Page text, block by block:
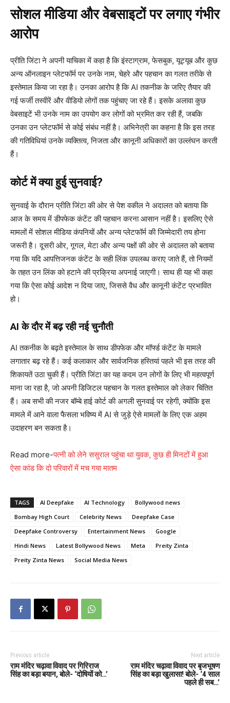
सोशल मीडिया और वेबसाइटों पर लगाए गंभीर
आरोप
प्रीति जिंटा ने अपनी याचिका में कहा है कि इंस्टाग्राम, फेसबुक, यूट्यूब और कुछ
अन्य ऑनलाइन प्लेटफॉर्म पर उनके नाम, चेहरे और पहचान का गलत तरीके से
इस्तेमाल किया जा रहा है। उनका आरोप है कि AI तकनीक के जरिए तैयार की
गई फर्जी तस्वीरें और वीडियो लोगों तक पहुंचाए जा रहे हैं। इसके अलावा कुछ
वेबसाइटें भी उनके नाम का उपयोग कर लोगों को भ्रमित कर रही हैं, जबकि
उनका उन प्लेटफॉर्म से कोई संबंध नहीं है। अभिनेत्री का कहना है कि इस तरह
की गतिविधियां उनके व्यक्तित्व, निजता और कानूनी अधिकारों का उल्लंघन करती
हैं।
कोर्ट में क्या हुई सुनवाई?
सुनवाई के दौरान प्रीति जिंटा की ओर से पेश वकील ने अदालत को बताया कि
आज के समय में डीपफेक कंटेंट की पहचान करना आसान नहीं है। इसलिए ऐसे
मामलों में सोशल मीडिया कंपनियों और अन्य प्लेटफॉर्म की जिम्मेदारी तय होना
जरूरी है। दूसरी ओर, गूगल, मेटा और अन्य पक्षों की ओर से अदालत को बताया
गया कि यदि आपत्तिजनक कंटेंट के सही लिंक उपलब्ध कराए जाते हैं, तो नियमों
के तहत उन लिंक को हटाने की प्रक्रिया अपनाई जाएगी। साथ ही यह भी कहा
गया कि ऐसा कोई आदेश न दिया जाए, जिससे वैध और कानूनी कंटेंट प्रभावित
हो।
AI के दौर में बढ़ रही नई चुनौती
AI तकनीक के बढ़ते इस्तेमाल के साथ डीपफेक और मॉर्फ्ड कंटेंट के मामले
लगातार बढ़ रहे हैं। कई कलाकार और सार्वजनिक हस्तियां पहले भी इस तरह की
शिकायतें उठा चुकी हैं। प्रीति जिंटा का यह कदम उन लोगों के लिए भी महत्वपूर्ण
माना जा रहा है, जो अपनी डिजिटल पहचान के गलत इस्तेमाल को लेकर चिंतित
हैं। अब सभी की नजर बॉम्बे हाई कोर्ट की अगली सुनवाई पर रहेगी, क्योंकि इस
मामले में आने वाला फैसला भविष्य में AI से जुड़े ऐसे मामलों के लिए एक अहम
उदाहरण बन सकता है।
Read more-पत्नी को लेने ससुराल पहुंचा था युवक, कुछ ही मिनटों में हुआ
ऐसा कांड कि दो परिवारों में मच गया मातम
TAGS AI Deepfake AI Technology
Bollywood news
Bombay High Court
Celebrity News
Deepfake Case
Deepfake Controversy
Entertainment News
Google
Hindi News
Latest Bollywood News Meta
Preity Zinta
Preity Zinta News
Social Media News
Previous article
राम मंदिर चढ़ावा विवाद पर गिरिराज
सिंह का बड़ा बयान, बोले- ‘दोषियों को…’
Next article
राम मंदिर चढ़ावा विवाद पर बृजभूषण
सिंह का बड़ा खुलासा! बोले- ‘4 साल
पहले ही सब…’